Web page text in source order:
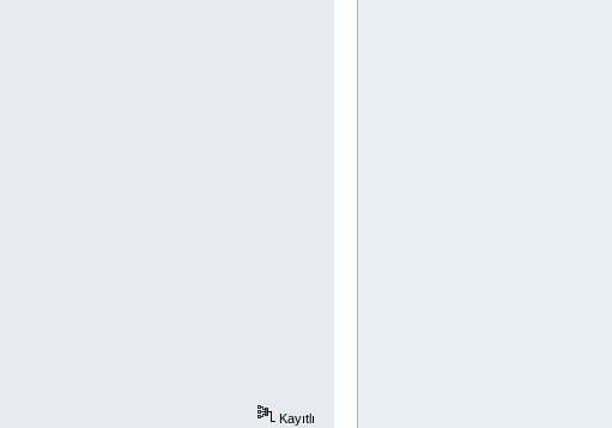
Kayıtlı